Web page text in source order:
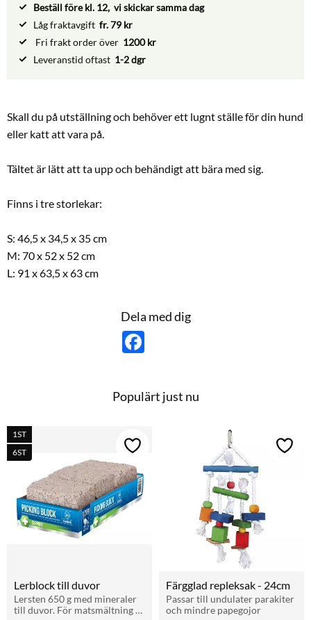
Beställ före kl. 12, vi skickar samma dag
Låg fraktavgift fr. 79 kr
Fri frakt order över 1200 kr
Leveranstid oftast 1-2 dgr
Skall du på utställning och behöver ett lugnt ställe för din hund
eller katt att vara på.
Tältet är lätt att ta upp och behändigt att bära med sig.
Finns i tre storlekar:
S: 46,5 x 34,5 x 35 cm
M: 70 x 52 x 52 cm
L: 91 x 63,5 x 63 cm
Dela med dig
F
o
o
Populärt just nu
Lerblock till duvor
Lersten 650 g med mineraler
till duvor. För matsmältning
1ST
6ST
Lägg till i favoriter
Färgglad repleksak - 24cm
Passar till undulater parakiter
och mindre papegojor
Lägg